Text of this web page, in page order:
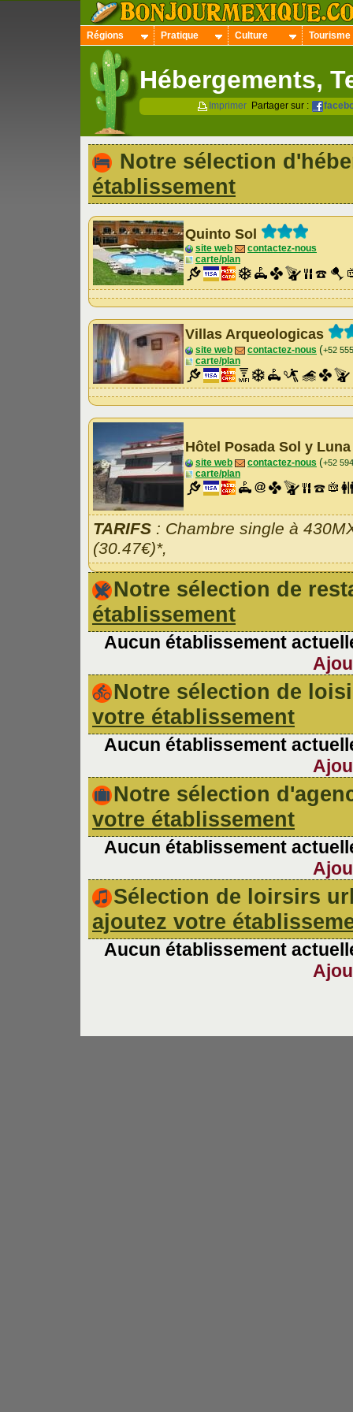
Régions Pratique Culture Tourisme
Hébergements,
Imprimer Partager sur :
Notre sélection
établissement
Quinto Sol
site web
contactez-nous
carte/plan
Villas Arqueologicas
site web contactez-nous (+52
carte/plan
Hôtel Posada Sol y
site web contactez-nous (+52
carte/plan
TARIFS : Chambre single à
(30.47€)*,
Notre sélection de
établissement
Aucun établissement
Notre sélection de
votre établissement
Aucun établissement
Notre sélection
votre établissement
Aucun établissement
Sélection de loirsirs
ajoutez votre
Aucun établissement